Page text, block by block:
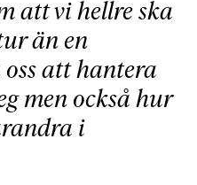
att vi hellre ska
än en
att hantera
men också hur
i